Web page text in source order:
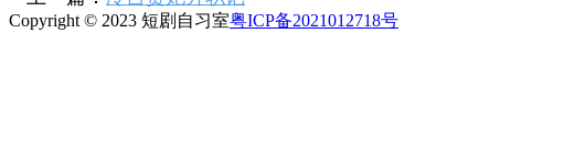
Copyright © 2023 短剧自习室粤ICP备2021012718号